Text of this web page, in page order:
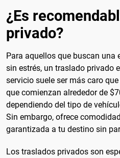
¿Es
privado?
Para aquellos que buscan una
sin estrés, un traslado privado
servicio suele ser más caro
que comienzan alrededor de
dependiendo del tipo de
Sin embargo, ofrece
garantizada a tu destino sin
Los traslados privados son